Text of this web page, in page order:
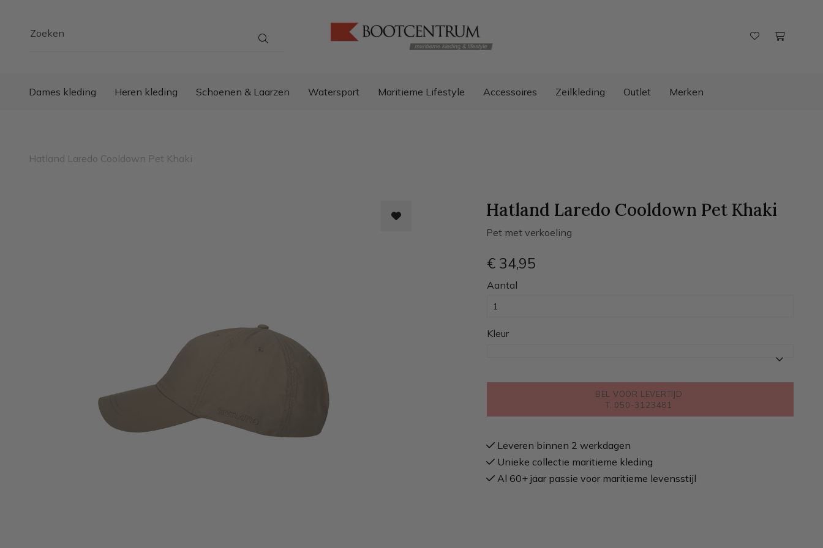
Zoeken
Dames kleding Heren kleding Schoenen & Laarzen Watersport Maritieme Lifestyle Accessoires Zeilkleding Outlet Merken
Hatland Laredo Cooldown Pet Khaki
Hatland Laredo Cooldown Pet Khaki
Pet met verkoeling
€ 34,95
Aantal
Kleur
BEL VOOR LEVERTIJD
T. 050-3123481
Leveren binnen 2 werkdagen
Unieke collectie maritieme kleding
Al 60+ jaar passie voor maritieme levensstijl